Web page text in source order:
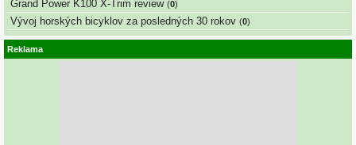
Grand Power K100 X-Trim review (0)
Vývoj horských bicyklov za posledných 30 rokov (0)
Reklama